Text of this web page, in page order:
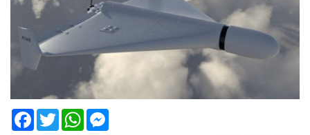
FacebookTwitter WhatsApp